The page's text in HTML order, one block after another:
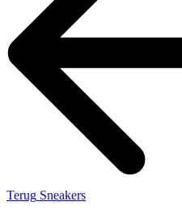
Terug Sneakers